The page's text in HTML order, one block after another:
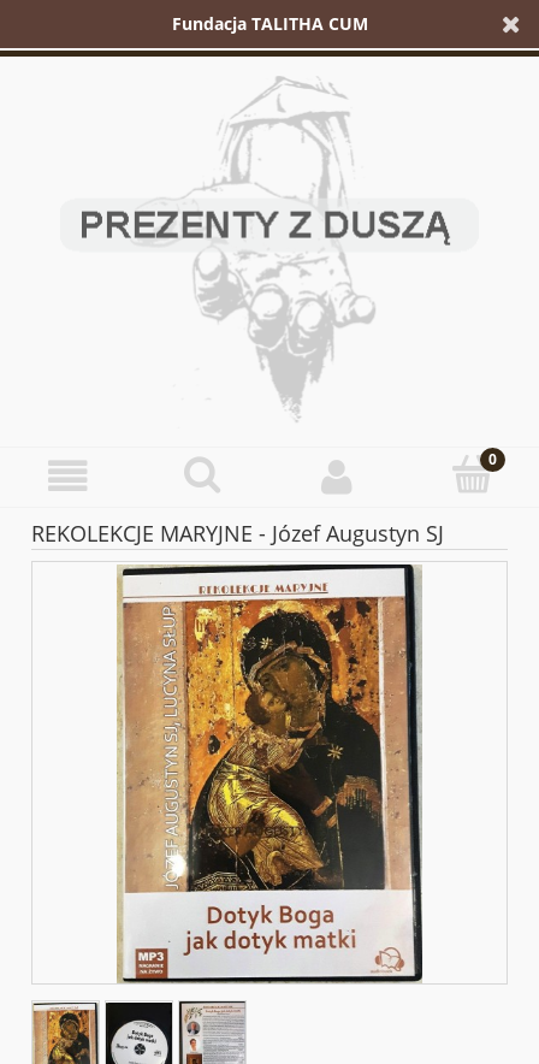
Fundacja TALITHA CUM
REKOLEKCJE MARYJNE - Józef Augustyn SJ